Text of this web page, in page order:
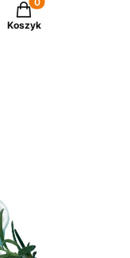
Produkty w
Koszyk